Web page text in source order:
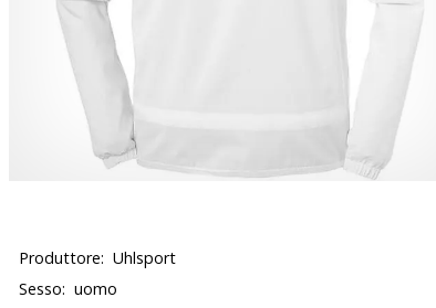
Produttore: Uhlsport
Sesso: uomo